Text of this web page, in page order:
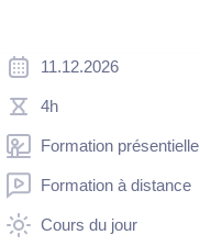
11.12.2026
4h
Formation présentielle
Formation à distance
Cours du jour